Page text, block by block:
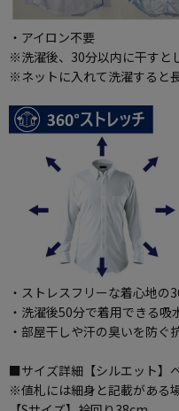
・アイロン不要
※洗濯後、30分以内に干すと
※ネットに入れて洗濯すると
・ストレスフリーな着心地の
・洗濯後50分で着用できる吸
・部屋干しや汗の臭いを防ぐ
■サイズ詳細【シルエット】
※値札には細身と記載がある